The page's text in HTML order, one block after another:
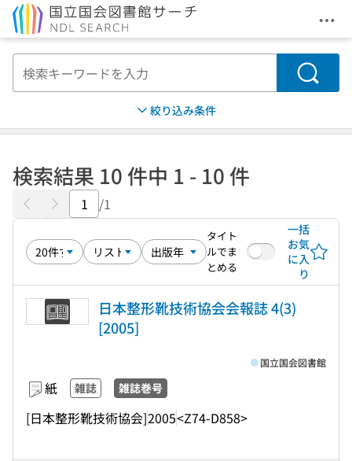
メ
検索
絞り込み条件
検索結果 10 件中 1 - 10 件
/1
タイト
ルでま
とめる
一括
お気
に入
り
日本整形靴技術協会会報誌 4(3)
[2005]
紙 雑誌 雑誌巻号
[日本整形靴技術協会]2005<Z74-D858>
国立国会図書館